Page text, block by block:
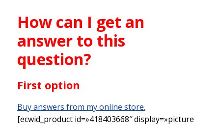
How can I get an
answer to this
question?
First option
Buy answers from my online store.
[ecwid_product id=»418403668″ display=»picture